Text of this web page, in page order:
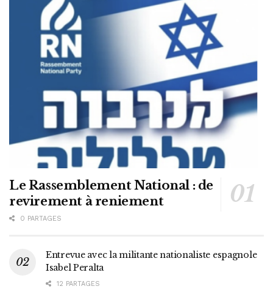
Le Rassemblement National : de
revirement à reniement
0 PARTAGES
Entrevue avec la militante nationaliste espagnole
Isabel Peralta
12 PARTAGES